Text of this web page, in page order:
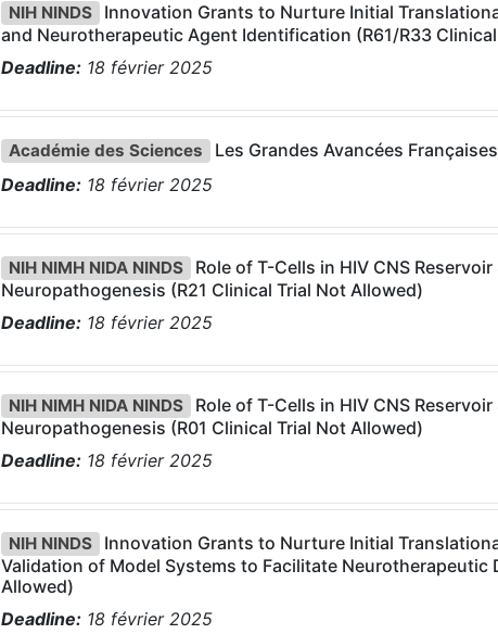
NIH NINDS
Innovation Grants to Nurture Initial
and Neurotherapeutic Agent Identification (R61/R33
Deadline: 18 février 2025
Académie des Sciences
Les Grandes Avancées
Deadline: 18 février 2025
NIH NIMH NIDA NINDS
Role of T-Cells in HIV CNS
Neuropathogenesis (R21 Clinical Trial Not Allowed)
Deadline: 18 février 2025
NIH NIMH NIDA NINDS
Role of T-Cells in HIV CNS
Neuropathogenesis (R01 Clinical Trial Not Allowed)
Deadline: 18 février 2025
NIH NINDS
Innovation Grants to Nurture Initial
Validation of Model Systems to Facilitate Neurotherapeutic
Allowed)
Deadline: 18 février 2025